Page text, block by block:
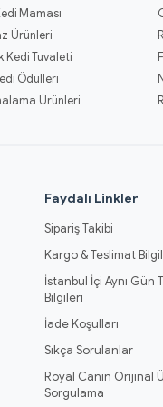
Maması
Ürünleri
Kedi Tuvaleti
Ödülleri
Ürünleri
Faydalı Linkler
Sipariş Takibi
Kargo & Teslimat
İstanbul İçi Aynı Gün
Bilgileri
İade Koşulları
Sıkça Sorulanlar
Royal Canin Orijinal
Sorgulama